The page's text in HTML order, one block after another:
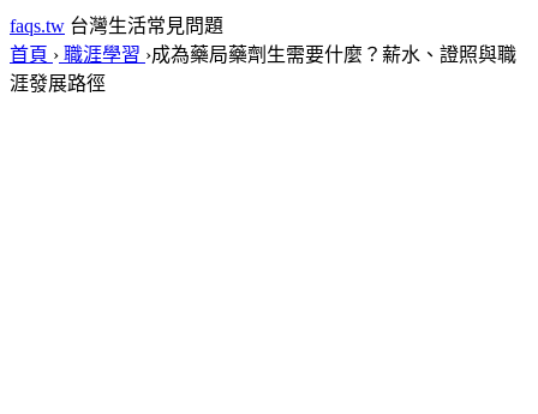
faqs.tw 台灣生活常見問題
首頁 › 職涯學習 ›成為藥局藥劑生需要什麼？薪水、證照與職
涯發展路徑